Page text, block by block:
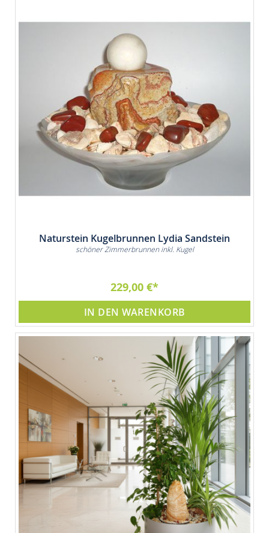
Naturstein Kugelbrunnen Lydia Sandstein
schöner Zimmerbrunnen inkl. Kugel
229,00 €
IN DEN WARENKORB